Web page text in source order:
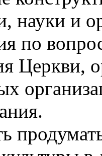
науки и
по
Церкви,